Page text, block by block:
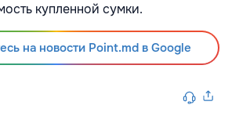
купленной сумки.
на новости Point.md в Google